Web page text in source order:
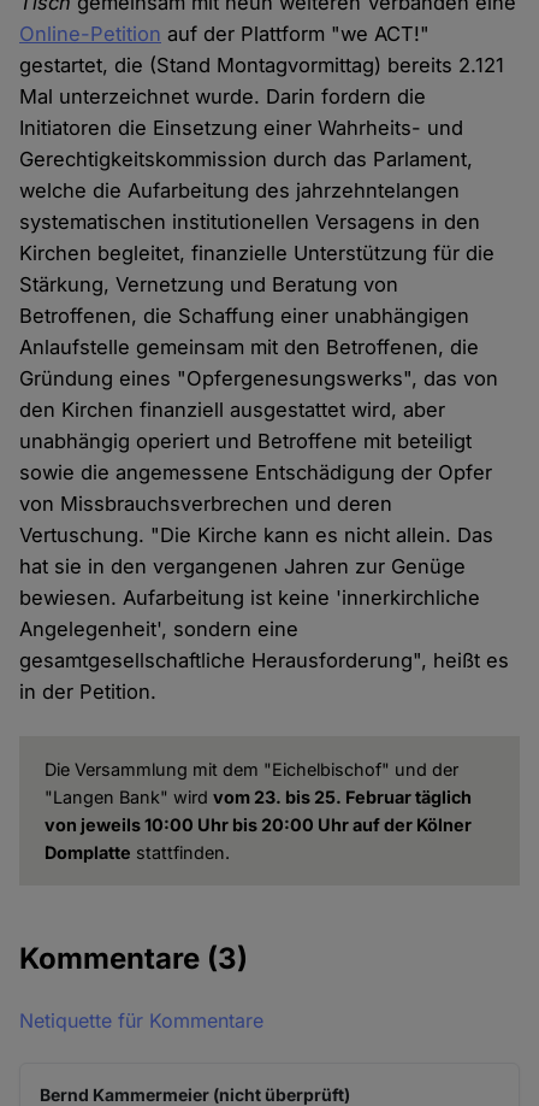
Online-Petition auf der Plattform "we ACT!"
gestartet, die (Stand Montagvormittag) bereits 2.121
Mal unterzeichnet wurde. Darin fordern die
Initiatoren die Einsetzung einer Wahrheits- und
Gerechtigkeitskommission durch das Parlament,
welche die Aufarbeitung des jahrzehntelangen
systematischen institutionellen Versagens in den
Kirchen begleitet, finanzielle Unterstützung für die
Stärkung, Vernetzung und Beratung von
Betroffenen, die Schaffung einer unabhängigen
Anlaufstelle gemeinsam mit den Betroffenen, die
Gründung eines "Opfergenesungswerks", das von
den Kirchen finanziell ausgestattet wird, aber
unabhängig operiert und Betroffene mit beteiligt
sowie die angemessene Entschädigung der Opfer
von Missbrauchsverbrechen und deren
Vertuschung. "Die Kirche kann es nicht allein. Das
hat sie in den vergangenen Jahren zur Genüge
bewiesen. Aufarbeitung ist keine 'innerkirchliche
Angelegenheit', sondern eine
gesamtgesellschaftliche Herausforderung", heißt es
in der Petition.
Die Versammlung mit dem "Eichelbischof" und der
"Langen Bank" wird vom 23. bis 25. Februar täglich
von jeweils 10:00 Uhr bis 20:00 Uhr auf der Kölner
Domplatte stattfinden.
Kommentare (3)
Netiquette für Kommentare
Bernd Kammermeier (nicht überprüft)